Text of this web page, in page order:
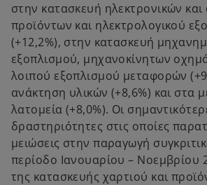
στην κατασκευή ηλεκτρονικών και
προϊόντων και ηλεκτρολογικού
(+12,2%), στην κατασκευή
εξοπλισμού, μηχανοκίνητων
λοιπού εξοπλισμού μεταφορών
ανάκτηση υλικών (+8,6%) και στα
λατομεία (+8,0%). Οι
δραστηριότητες στις οποίες
μειώσεις στην παραγωγή
περίοδο Ιανουαρίου – Νοεμβρίου
της κατασκευής χαρτιού και